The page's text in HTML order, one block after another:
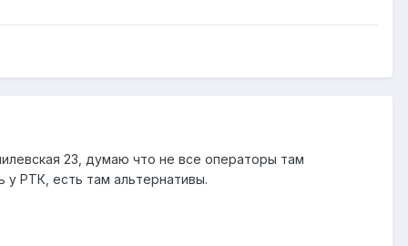
23, думаю что не все операторы там
у РТК, есть там альтернативы.